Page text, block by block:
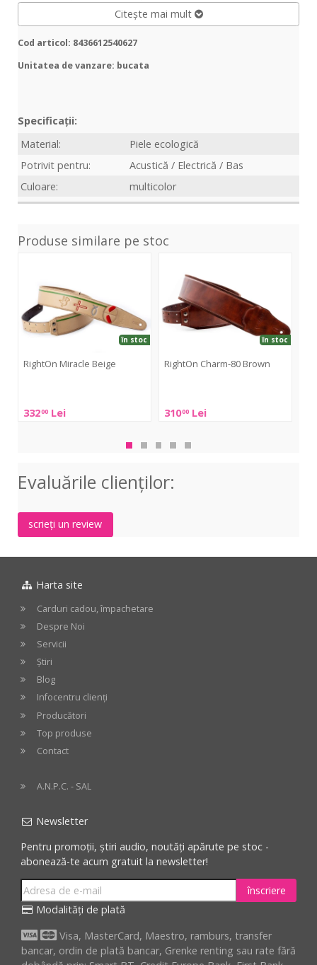
Citește mai mult
Cod articol: 8436612540627
Unitatea de vanzare: bucata
Specificații:
Material:
Piele ecologică
Potrivit pentru:
Acustică / Electrică / Bas
Culoare:
multicolor
Produse similare pe stoc
RightOn Miracle Beige
33200 Lei
în stoc
Miracle
Brown
RightOn Charm-80 Brown
31000 Lei
în stoc
Charm-
Evaluările clienţilor:
scrieți un review
Harta site
Carduri cadou, împachetare
Despre Noi
Servicii
Știri
Blog
Infocentru clienți
Producători
Top produse
Contact
A.N.P.C. - SAL
Newsletter
Pentru promoții, știri audio, noutăți apărute pe stoc -
abonează-te acum gratuit la newsletter!
înscriere
Modalități de plată
Visa, MasterCard, Maestro, ramburs, transfer
bancar, ordin de plată bancar, Grenke renting sau rate fără